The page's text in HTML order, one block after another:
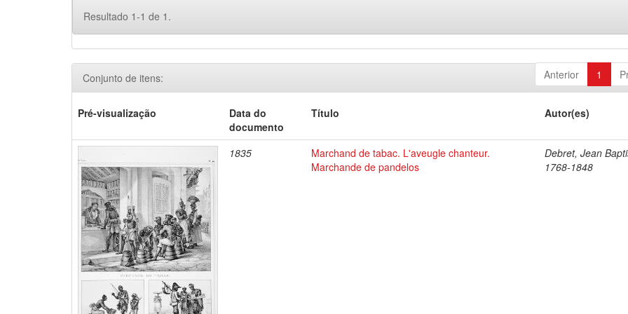
Resultado 1-1 de 1.
Anterior 1
Conjunto de itens:
Pré-visualização
Data do
documento
Título Autor(es)
1835
Marchand de tabac. L'aveugle chanteur.
Marchande de pandelos
Debret, Jean
1768-1848